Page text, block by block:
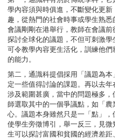
學內容須與時俱進，不斷變化更
趣，從熱門的社會時事或學生熟
會議剛剛在港舉行，教師在會議
探討全球化的議題，不但可刺激
可令教學內容更生活化，訓練他
的能力。
第二，通識科提倡採用「議題為
定一些值得討論的課題。再以去
涉及範圍甚廣，當中的問題極多
師選取其中的一個爭議點，如「
心。議題本身雖然只是一「點」，
使學生旁徵博引，舉一反三，見
生可以探討富國和貧國的經濟差